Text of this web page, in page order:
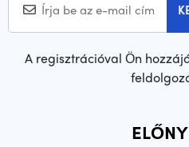
A regisztrációval Ön